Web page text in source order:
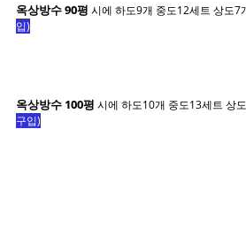
옥상방수 90평 시에 하도9개 중도12세트 상도7
입)
옥상방수 100평 시에 하도10개 중도13세트 상
구입)